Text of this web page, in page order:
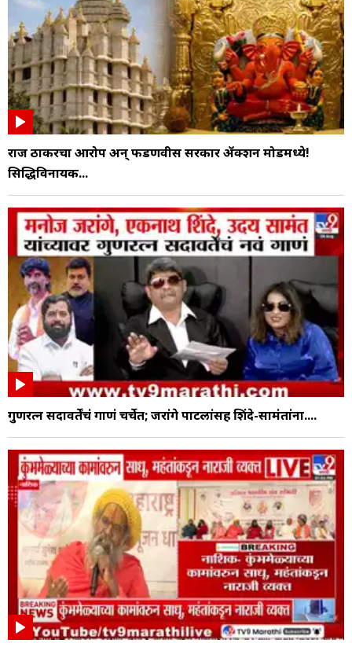
राज ठाकरेंचा आरोप अन् फडणवीस सरकार ॲक्शन मोडमध्ये!
सिद्धिविनायक...
गुणरत्न सदावर्तेंचं गाणं चर्चेत; जरांगे पाटलांसह शिंदे-सामंतांना....